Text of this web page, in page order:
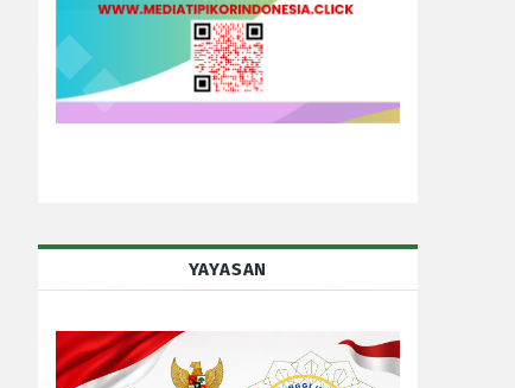
YAYASAN